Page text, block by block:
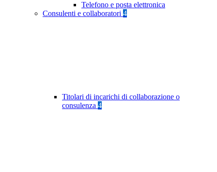
Telefono e posta elettronica
Consulenti e collaboratori 4
Titolari di incarichi di collaborazione o
consulenza 4